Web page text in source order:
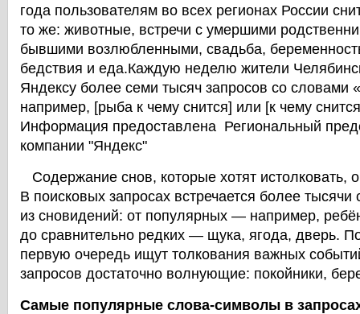
года пользователям во всех регионах России
то же: животные, встречи с умершими
бывшими возлюбленными, свадьба,
бедствия и еда.Каждую неделю жители
Яндексу более семи тысяч запросов со словами
например, [рыба к чему снится] или [к чему
Информация предоставлена Региональный
компании "Яндекс"
Содержание снов, которые хотят истолковать,
В поисковых запросах встречается более
из сновидений: от популярных — например,
до сравнительно редких — щука, ягода, дверь.
первую очередь ищут толкования важных
запросов достаточно волнующие: покойники,
Самые популярные слова-символы в